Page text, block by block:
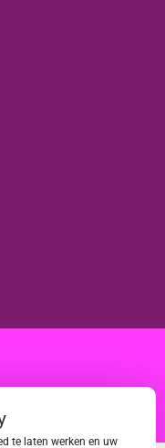
te laten werken en uw